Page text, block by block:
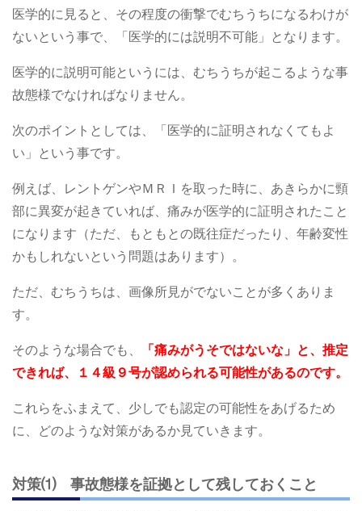
医学的に見ると、その程度の衝撃でむちうちになるわけが
ないという事で、「医学的には説明不可能」となります。
医学的に説明可能というには、むちうちが起こるような事
故態様でなければなりません。
次のポイントとしては、「医学的に証明されなくてもよ
い」という事です。
例えば、レントゲンやＭＲＩを取った時に、あきらかに頸
部に異変が起きていれば、痛みが医学的に証明されたこと
になります（ただ、もともとの既往症だったり、年齢変性
かもしれないという問題はあります）。
ただ、むちうちは、画像所見がでないことが多くありま
す。
そのような場合でも、
「痛みがうそではないな」と、推定
できれば、１４級９号が認められる可能性があるのです。
これらをふまえて、少しでも認定の可能性をあげるため
に、どのような対策があるか見ていきます。
対策⑴ 事故態様を証拠として残しておくこと